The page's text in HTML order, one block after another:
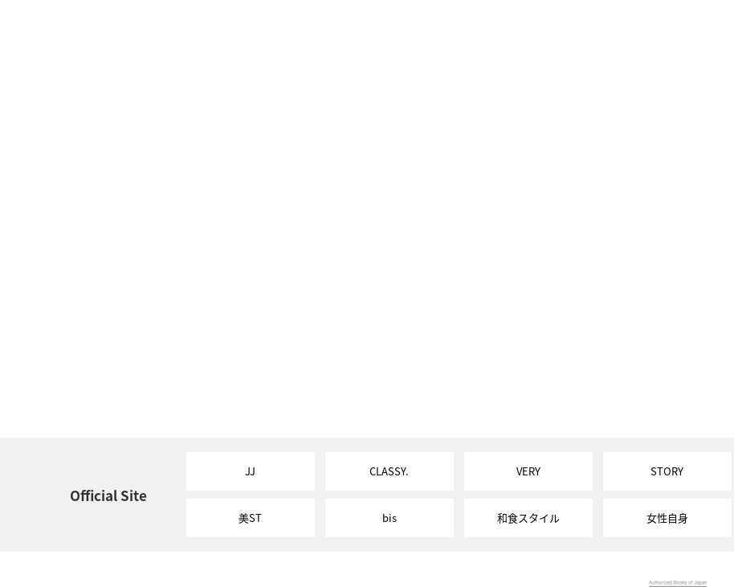
Official Site
JJ CLASSY. VERY STORY
美ST bis 和食スタイル 女性自身